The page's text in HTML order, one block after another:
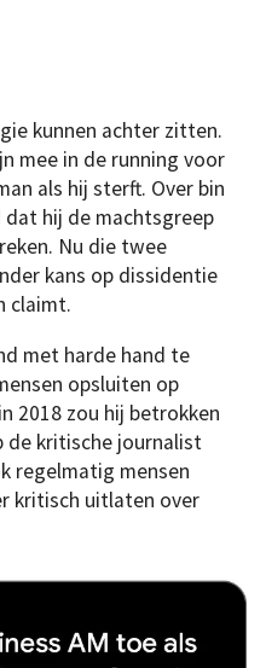
kunnen achter zitten.
mee in de running voor
als hij sterft. Over bin
hij de machtsgreep
Nu die twee
kans op dissidentie
claimt.
met harde hand te
opsluiten op
2018 zou hij betrokken
de kritische journalist
regelmatig mensen
kritisch uitlaten over